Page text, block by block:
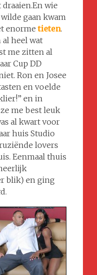
wie
gaan kwam
enormetieten.
al heel wat
me zitten al
Cup DD
Ron en Josee
en voelde
en in
me best leuk
al kwart voor
huis Studio
lovers
Eenmaal thuis
blik) en ging